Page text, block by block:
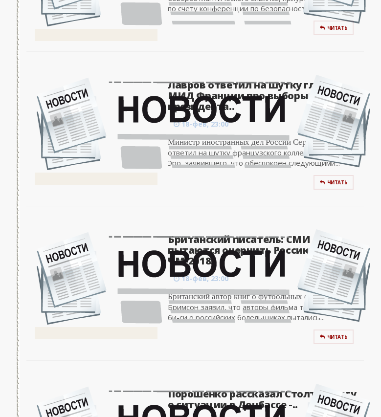
по счету конференции по безопасности, прошел в...
ЧИТАТЬ
Лавров ответил на шутку главы
МИД Франции про выборы
президента..
18-фев, 23:00
Министр иностранных дел России Сергей Лавров
ответил на шутку французского коллеги Жан-Марка
Эро, заявившего, что обеспокоен следующими...
ЧИТАТЬ
Британский писатель: СМИ
пытаются очернить Россию перед
ЧМ-2018..
18-фев, 23:00
Британский автор книг о футбольных фанатах Дуги
Бримсон заявил, что авторы фильма телеканала Би-
би-си о российских болельщиках пытались...
ЧИТАТЬ
Порошенко рассказал Столтенбергу
о ситуации в Донбассе -..